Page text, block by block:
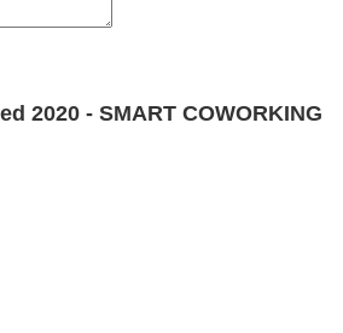
2020 - SMART COWORKING